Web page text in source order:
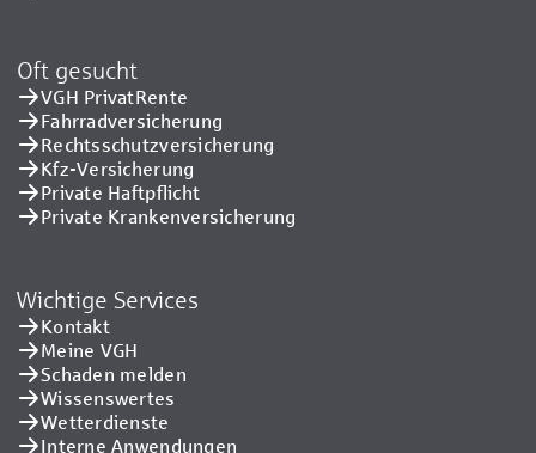
Oft gesucht
VGH PrivatRente
Fahrradversicherung
Rechtsschutzversicherung
Kfz-Versicherung
Private Haftpflicht
Private Kranken­versicherung
Wichtige Services
Kontakt
Meine VGH
Schaden melden
Wissenswertes
Wetterdienste
Interne Anwendungen